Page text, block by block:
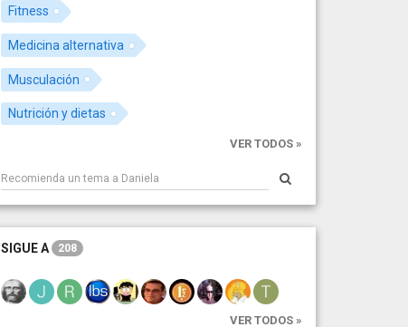
Fitness
Medicina alternativa
Musculación
Nutrición y dietas
VER TODOS »
SIGUE A 208
VER TODOS »